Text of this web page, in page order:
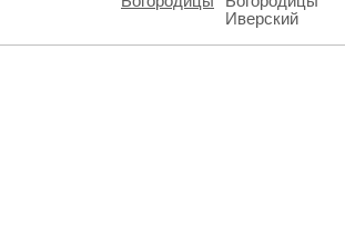
Иверский